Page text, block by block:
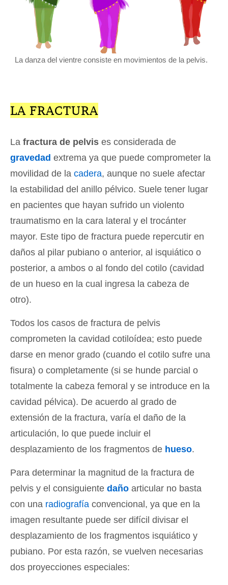
La danza del vientre consiste en movimientos de la pelvis.
LA FRACTURA
La fractura de pelvis es considerada de
gravedad extrema ya que puede comprometer la
movilidad de la cadera, aunque no suele afectar
la estabilidad del anillo pélvico. Suele tener lugar
en pacientes que hayan sufrido un violento
traumatismo en la cara lateral y el trocánter
mayor. Este tipo de fractura puede repercutir en
daños al pilar pubiano o anterior, al isquiático o
posterior, a ambos o al fondo del cotilo (cavidad
de un hueso en la cual ingresa la cabeza de
otro).
Todos los casos de fractura de pelvis
comprometen la cavidad cotiloídea; esto puede
darse en menor grado (cuando el cotilo sufre una
fisura) o completamente (si se hunde parcial o
totalmente la cabeza femoral y se introduce en la
cavidad pélvica). De acuerdo al grado de
extensión de la fractura, varía el daño de la
articulación, lo que puede incluir el
desplazamiento de los fragmentos de hueso.
Para determinar la magnitud de la fractura de
pelvis y el consiguiente daño articular no basta
con una radiografía convencional, ya que en la
imagen resultante puede ser difícil divisar el
desplazamiento de los fragmentos isquiático y
pubiano. Por esta razón, se vuelven necesarias
dos proyecciones especiales: